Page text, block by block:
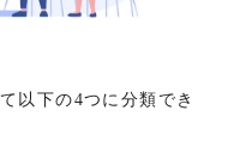
以下の4つに分類でき